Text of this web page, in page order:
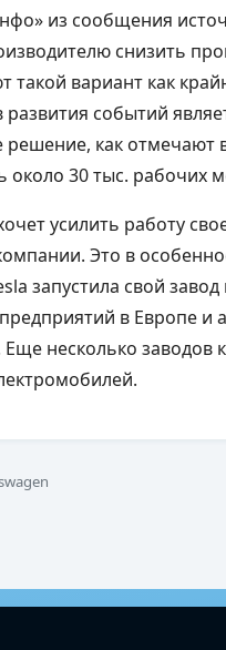
из сообщения
снизить
такой вариант как
событий
как отмечают
около 30 тыс. рабочих
усилить работу
Это в
запустила свой
в Европе и
несколько заводов